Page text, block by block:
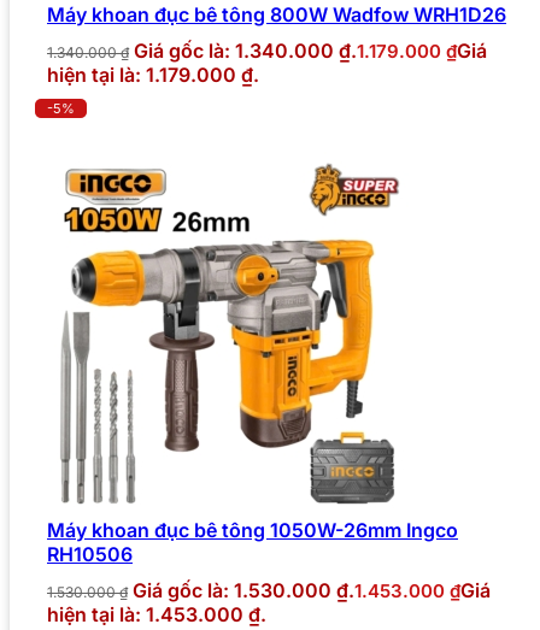
Máy khoan đục bê tông 800W Wadfow WRH1D26
1.340.000₫ Giá gốc là: 1.340.000 ₫.1.179.000 ₫Giá
hiện tại là: 1.179.000 ₫.
-5%
Máy khoan đục bê tông 1050W-26mm Ingco
RH10506
1.530.000₫ Giá gốc là: 1.530.000 ₫.1.453.000 ₫Giá
hiện tại là: 1.453.000 ₫.